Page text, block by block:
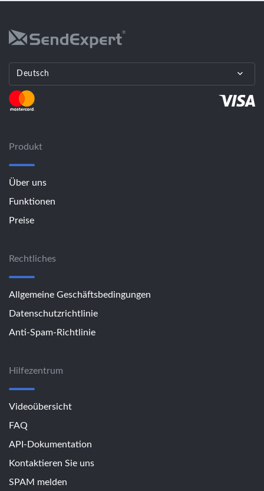
Deutsch
Produkt
Über uns
Funktionen
Preise
Rechtliches
Allgemeine Geschäftsbedingungen
Datenschutzrichtlinie
Anti-Spam-Richtlinie
Hilfezentrum
Videoübersicht
FAQ
API-Dokumentation
Kontaktieren Sie uns
SPAM melden